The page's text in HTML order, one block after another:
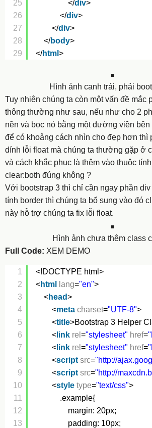
25
26
27
28
29
</div>
</div>
</div>
</body>
</html >
Hình ảnh canh trái, phải
Tuy nhiên chúng ta còn một vấn đề mắc
thông thường như sau, nếu như cho 2
nền và bọc nó bằng một đường viền
để có khoảng cách nhìn cho đẹp hơn thì
dính lỗi float mà chúng ta thường gặp ở
và cách khắc phục là thêm vào thuộc
clear:both đúng không ?
Với bootstrap 3 thì chỉ cần ngay phần
tính border thì chúng ta bổ sung vào đó
này hỗ trợ chúng ta fix lỗi float.
Hình ảnh chưa thêm class
Full Code: XEM DEMO
1
2
3
4
5
6
7
8
9
10
11
12
13
<!DOCTYPE html>
<html lang="en">
<head>
<meta charset="UTF-8">
<title>Bootstrap 3 Helper
< link rel ="stylesheet" href="
< link rel ="stylesheet" href="
<script src="http://
<script src="http://
<style type="text/css">
.example{
margin: 20px;
padding: 10px;